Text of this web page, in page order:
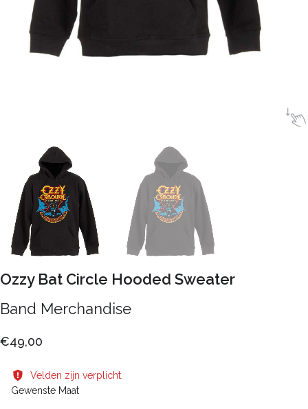
Ozzy Bat Circle Hooded Sweater
Band Merchandise
€49,00
Velden zijn verplicht.
Gewenste Maat